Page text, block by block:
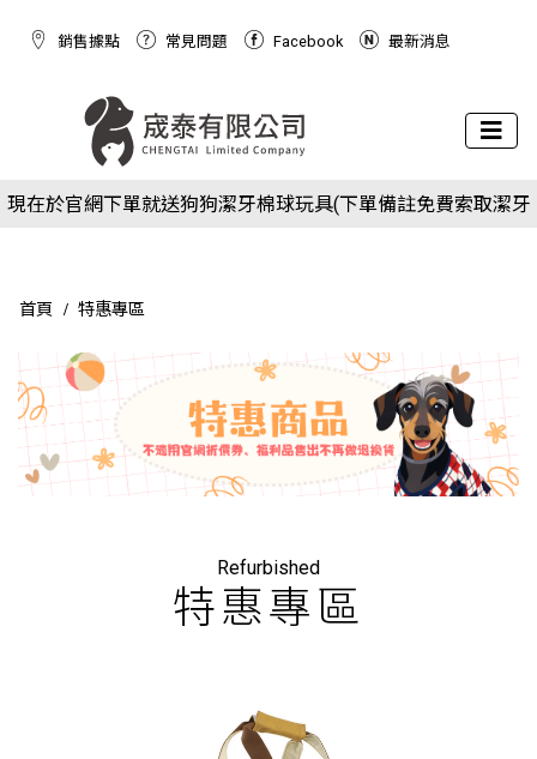
銷售據點 常見問題 Facebook 最新消息
下場活動預告：2026/10/8(四) - 10/11(日) 2026 展昭世界貓咪
博覽會
現在於官網下單就送狗狗潔牙棉球玩具(下單備註免費索取潔牙
下場活動預告：2026/10/8(四) - 10/11(日) 2026 展昭世界貓咪
首頁 特惠專區
Refurbished
特惠專區